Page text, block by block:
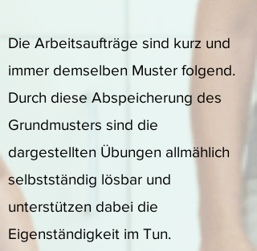
Die Arbeitsaufträge sind kurz und
immer demselben Muster folgend.
Durch diese Abspeicherung des
Grundmusters sind die
dargestellten Übungen allmählich
selbstständig lösbar und
unterstützen dabei die
Eigenständigkeit im Tun.